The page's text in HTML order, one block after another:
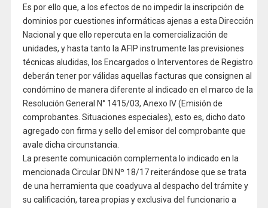
Es por ello que, a los efectos de no impedir la inscripción de
dominios por cuestiones informáticas ajenas a esta Dirección
Nacional y que ello repercuta en la comercialización de
unidades, y hasta tanto la AFIP instrumente las previsiones
técnicas aludidas, los Encargados o Interventores de Registro
deberán tener por válidas aquellas facturas que consignen al
condómino de manera diferente al indicado en el marco de la
Resolución General N° 1415/03, Anexo IV (Emisión de
comprobantes. Situaciones especiales), esto es, dicho dato
agregado con firma y sello del emisor del comprobante que
avale dicha circunstancia.
La presente comunicación complementa lo indicado en la
mencionada Circular DN Nº 18/17 reiterándose que se trata
de una herramienta que coadyuva al despacho del trámite y
su calificación, tarea propias y exclusiva del funcionario a